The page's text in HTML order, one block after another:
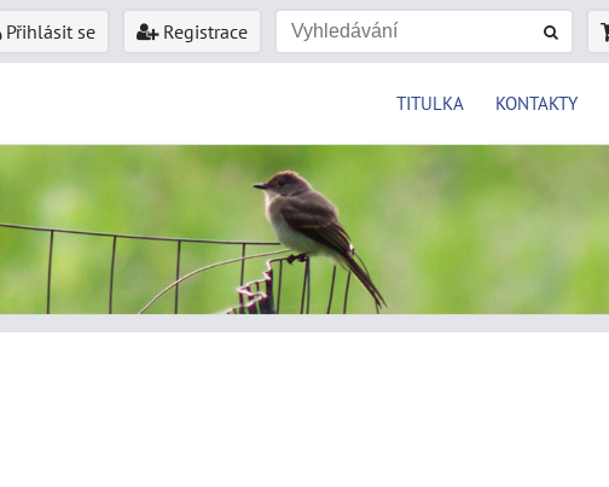
Přihlásit se Registrace
TITULKA KONTAKTY